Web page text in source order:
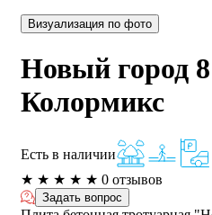
Визуализация по фото
Новый город
Колормикс
Есть в наличии
★ ★ ★ ★ ★ 0 отзывов
Задать вопрос